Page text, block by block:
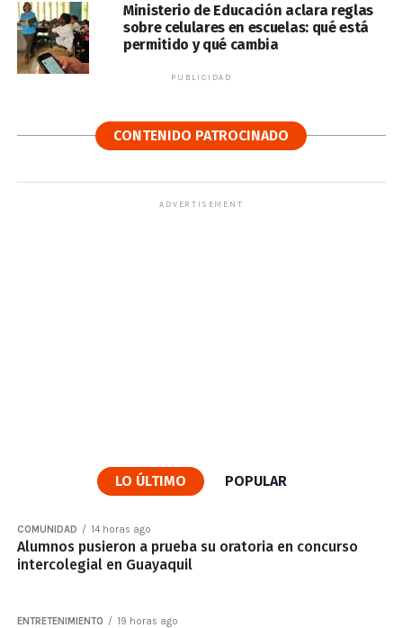
Ministerio de Educación aclara reglas
sobre celulares en escuelas: qué está
permitido y qué cambia
PUBLICIDAD
CONTENIDO PATROCINADO
ADVERTISEMENT
LO ÚLTIMO POPULAR
COMUNIDAD 14 horas ago
Alumnos pusieron a prueba su oratoria en concurso
intercolegial en Guayaquil
ENTRETENIMIENTO 19 horas ago